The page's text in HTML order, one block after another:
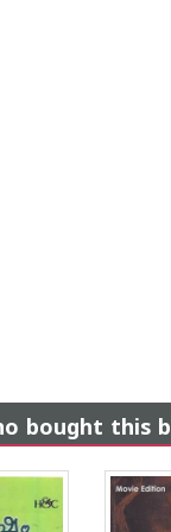
bought this